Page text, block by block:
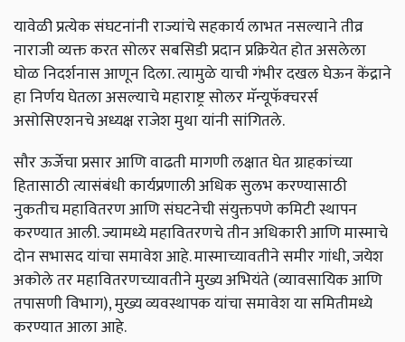
यावेळी प्रत्येक संघटनांनी राज्यांचे सहकार्य लाभत नसल्याने तीव्र
नाराजी व्यक्त करत सोलर सबसिडी प्रदान प्रक्रियेत होत असलेला
घोळ निदर्शनास आणून दिला. त्यामुळे याची गंभीर दखल घेऊन केंद्राने
हा निर्णय घेतला असल्याचे महाराष्ट्र सोलर मॅन्यूफॅक्चरर्स
असोसिएशनचे अध्यक्ष राजेश मुथा यांनी सांगितले.
सौर ऊर्जेचा प्रसार आणि वाढती मागणी लक्षात घेत ग्राहकांच्या
हितासाठी त्यासंबंधी कार्यप्रणाली अधिक सुलभ करण्यासाठी
नुकतीच महावितरण आणि संघटनेची संयुक्तपणे कमिटी स्थापन
करण्यात आली. ज्यामध्ये महावितरणचे तीन अधिकारी आणि मास्माचे
दोन सभासद यांचा समावेश आहे. मास्माच्यावतीने समीर गांधी, जयेश
अकोले तर महावितरणच्यावतीने मुख्य अभियंते (व्यावसायिक आणि
तपासणी विभाग), मुख्य व्यवस्थापक यांचा समावेश या समितीमध्ये
करण्यात आला आहे.